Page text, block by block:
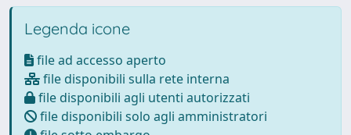
Legenda icone
file ad accesso aperto
file disponibili sulla rete interna
file disponibili agli utenti autorizzati
file disponibili solo agli amministratori